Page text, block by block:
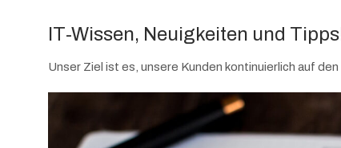
IT-Wissen, Neuigkeiten und
Unser Ziel ist es, unsere Kunden kontinuierlich auf